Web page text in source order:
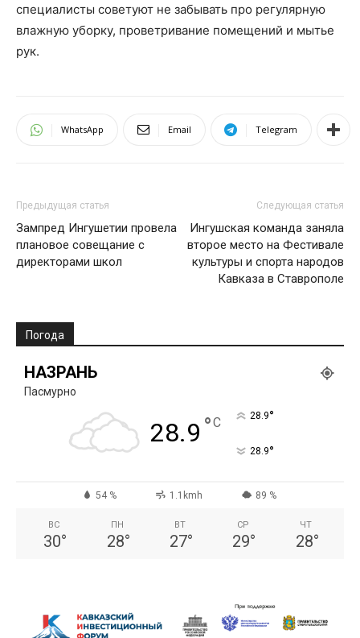
специалисты советуют не забывать про регулярную
влажную уборку, проветривание помещений и мытье
рук.
WhatsApp Email Telegram
Предыдущая статья
Зампред Ингушетии провела
плановое совещание с
директорами школ
Следующая статья
Ингушская команда заняла
второе место на Фестивале
культуры и спорта народов
Кавказа в Ставрополе
Погода
НАЗРАНЬ
Пасмурно
28.9 °C 28.9°
28.9°
54 % 1.1kmh 89 %
ВС
30°
ПН
28°
ВТ
27°
СР
29°
ЧТ
28°